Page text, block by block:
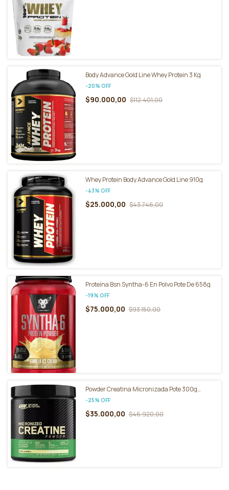
Body Advance Gold Line Whey Protein 3 Kg
-20% OFF
$90.000,00 $112.401,00
Whey Protein Body Advance Gold Line 910g
-43% OFF
$25.000,00 $43.746,00
Proteína Bsn Syntha-6 En Polvo Pote De 658g
-19% OFF
$75.000,00 $93.150,00
Powder Creatina Micronizada Pote 300g
-25% OFF
$35.000,00 $46.920,00